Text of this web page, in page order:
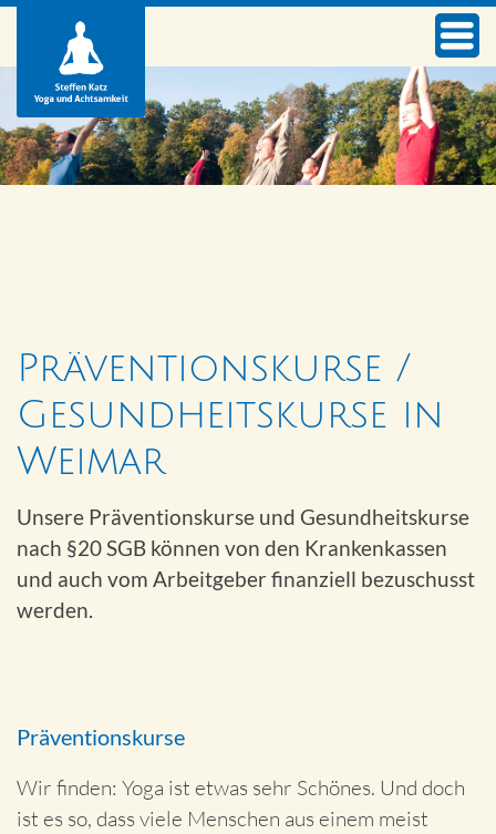
Präventionskurse /
Gesundheitskurse in
Weimar
Unsere Präventionskurse und Gesundheitskurse
nach §20 SGB können von den Krankenkassen
und auch vom Arbeitgeber finanziell bezuschusst
werden.
Präventionskurse
Wir finden: Yoga ist etwas sehr Schönes. Und doch
ist es so, dass viele Menschen aus einem meist